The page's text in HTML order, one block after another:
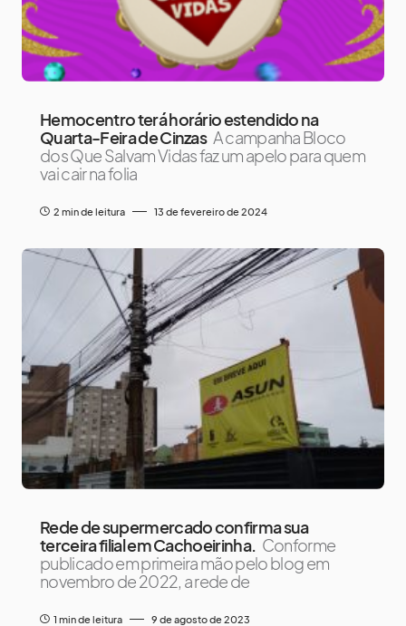
Hemocentro terá horário estendido na
Quarta-Feira de Cinzas A campanha Bloco
dos Que Salvam Vidas faz um apelo para quem
vai cair na folia
2 min de leitura 13 de fevereiro de 2024
Rede de supermercado confirma sua
terceira filial em Cachoeirinha. Conforme
publicado em primeira mão pelo blog em
novembro de 2022, a rede de
1 min de leitura 9 de agosto de 2023